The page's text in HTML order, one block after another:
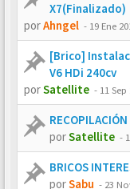
X7(Finalizado)
porAhngel - 19 Ene
[Brico]
V6 HDi 240cv
porSatellite - 11 Sep
porSatellite -
BRICOS
porSabu - 23